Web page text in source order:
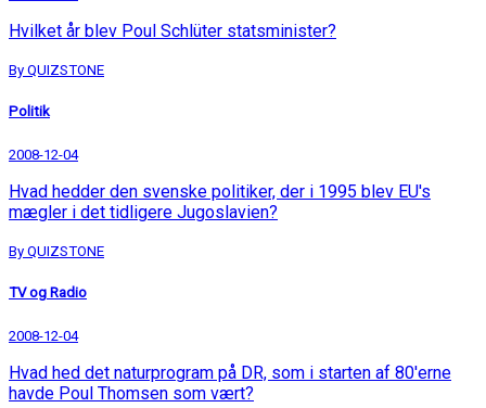
Hvilket år blev Poul Schlüter statsminister?
By QUIZSTONE
Politik
2008-12-04
Hvad hedder den svenske politiker, der i 1995 blev EU's
mægler i det tidligere Jugoslavien?
By QUIZSTONE
TV og Radio
2008-12-04
Hvad hed det naturprogram på DR, som i starten af 80'erne
havde Poul Thomsen som vært?